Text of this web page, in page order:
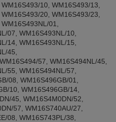
10, WM16S493/13,
20, WM16S493/23,
01,
07, WM16S493NL/10,
14, WM16S493NL/15,
45,
57, WM16S494NL/45,
55, WM16S494NL/57,
08, WM16S496GB/01,
10, WM16S496GB/14,
45, WM16S4M0DN/52,
57, WM16S740AU/27,
08, WM16S743PL/38,